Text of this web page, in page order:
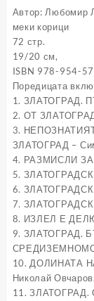
Автор: Любомир
меки корици
72 стр.
19/20 см,
ISBN 978-954-
Поредицата
1. ЗЛАТОГРАД.
2. ОТ
3.
ЗЛАТОГРАД –
4. РАЗМИСЛИ
5.
6.
7.
8. ИЗЛЕЛ Е
9. ЗЛАТОГРАД.
10. ДОЛИНАТА
Николай
11.